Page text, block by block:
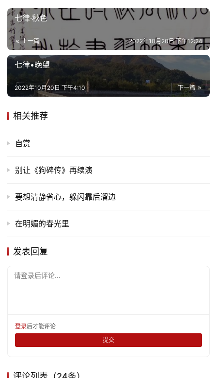
化
情
七律·秋色
上一篇 2022年10月20日 下午12:24
七律•晚望
下一篇
2022年10月20日 下午4:10
相关推荐
自赏
别让《狗碑传》再续演
要想清静省心，躲闪靠后溜边
在明媚的春光里
发表回复
请登录后评论...
登录后才能评论
提交